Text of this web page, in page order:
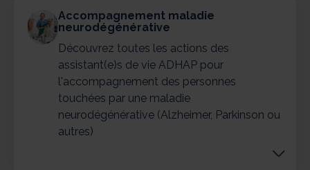
Accompagnement maladie
neurodégénérative
Découvrez toutes les actions des
assistant(e)s de vie ADHAP pour
l'accompagnement des personnes
touchées par une maladie
neurodégénérative (Alzheimer, Parkinson ou
autres)